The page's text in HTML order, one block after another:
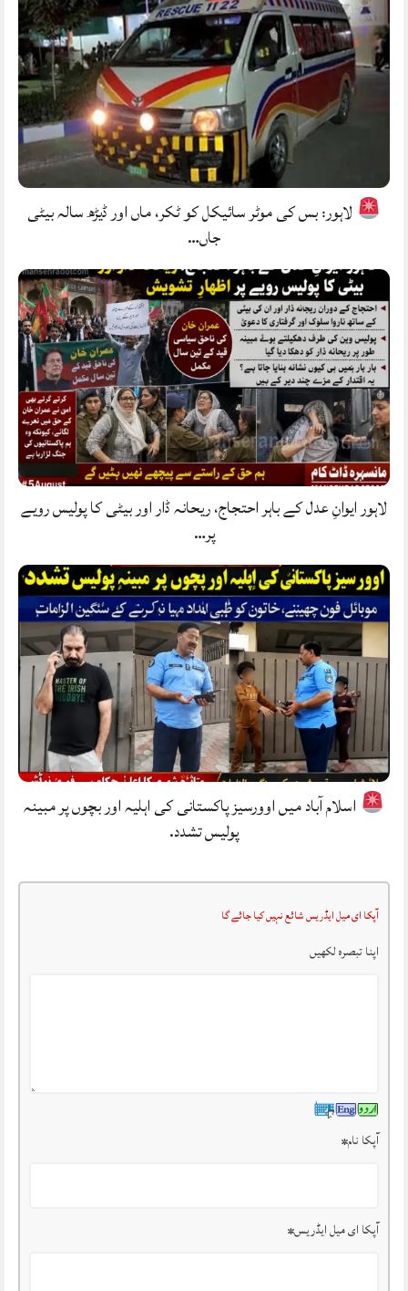
لاہور: بس کی موٹر سائیکل کو ٹکر، ماں اور ڈیڑھ سالہ بیٹی
جاں…
لاہور ایوانِ عدل کے باہر احتجاج، ریحانہ ڈار اور بیٹی کا پولیس رویے
پر…
اسلام آباد میں اوورسیز پاکستانی کی اہلیہ اور بچوں پر مبینہ
پولیس تشدد.
آپکا ای میل ایڈریس شائع نہیں کیا جائے گا
اپنا تبصرہ لکھیں
آپکا نام*
آپکا ای میل ایڈریس*